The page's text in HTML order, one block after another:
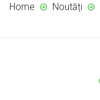
Home Noutăți